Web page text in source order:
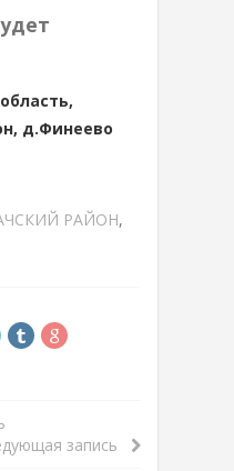
д.Финеево
РАЙОН,
запись